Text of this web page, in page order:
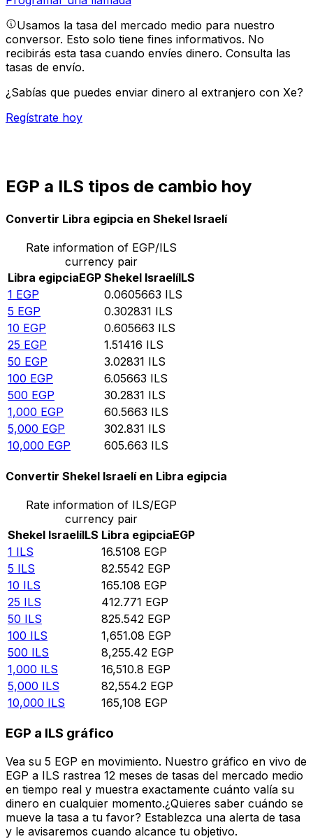
Usamos la tasa del mercado medio para nuestro
conversor. Esto solo tiene fines informativos. No
recibirás esta tasa cuando envíes dinero. Consulta las
tasas de envío.
¿Sabías que puedes enviar dinero al extranjero con Xe?
Regístrate hoy
EGP a ILS tipos de cambio hoy
Convertir Libra egipcia en Shekel Israelí
Rate information of EGP/ILS
currency pair
Libra egipciaEGP Shekel IsraelíILS
1 EGP 0.0605663 ILS
5 EGP 0.302831 ILS
10 EGP 0.605663 ILS
25 EGP 1.51416 ILS
50 EGP 3.02831 ILS
100 EGP 6.05663 ILS
500 EGP 30.2831 ILS
1,000 EGP 60.5663 ILS
5,000 EGP 302.831 ILS
10,000 EGP 605.663 ILS
Convertir Shekel Israelí en Libra egipcia
Rate information of ILS/EGP
currency pair
Shekel IsraelíILS Libra egipciaEGP
1 ILS 16.5108 EGP
5 ILS 82.5542 EGP
10 ILS 165.108 EGP
25 ILS 412.771 EGP
50 ILS 825.542 EGP
100 ILS 1,651.08 EGP
500 ILS 8,255.42 EGP
1,000 ILS 16,510.8 EGP
5,000 ILS 82,554.2 EGP
10,000 ILS 165,108 EGP
EGP a ILS gráfico
Vea su 5 EGP en movimiento. Nuestro gráfico en vivo de
EGP a ILS rastrea 12 meses de tasas del mercado medio
en tiempo real y muestra exactamente cuánto valía su
dinero en cualquier momento.¿Quieres saber cuándo se
mueve la tasa a tu favor? Establezca una alerta de tasa
y le avisaremos cuando alcance tu objetivo.